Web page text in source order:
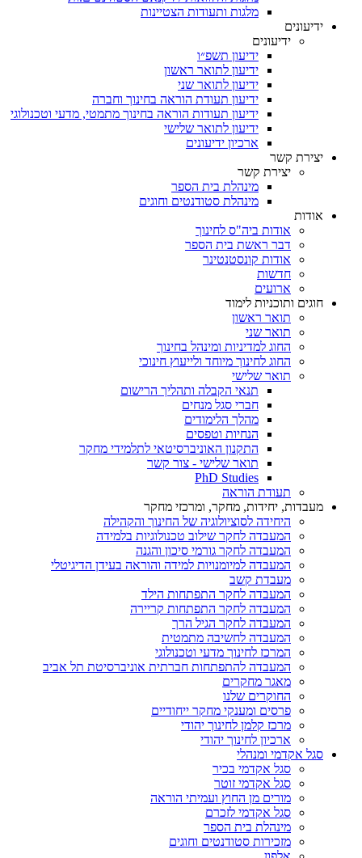
מלגות ותעודות הצטיינות
ידיעונים
ידיעונים
ידיעון תשפ״ו
ידיעון לתואר ראשון
ידיעון לתואר שני
ידיעון תעודת הוראה בחינוך וחברה
ידיעון תעודות הוראה בחינוך מתמטי, מדעי וטכנולוגי
ידיעון לתואר שלישי
ארכיון ידיעונים
יצירת קשר
יצירת קשר
מינהלת בית הספר
מינהלת סטודנטים וחוגים
אודות
אודות ביה"ס לחינוך
דבר ראשת בית הספר
אודות קונסטנטינר
חדשות
ארועים
חוגים ותוכניות לימוד
תואר ראשון
תואר שני
החוג למדיניות ומינהל בחינוך
החוג לחינוך מיוחד ולייעוץ חינוכי
תואר שלישי
תנאי הקבלה ותהליך הרישום
חברי סגל מנחים
מהלך הלימודים
הנחיות וטפסים
התקנון האוניברסיטאי לתלמידי מחקר
תואר שלישי - צור קשר
PhD Studies
תעודת הוראה
מעבדות, יחידות, מחקר, ומרכזי מחקר
היחידה לסוציולוגיה של החינוך והקהילה
המעבדה לחקר שילוב טכנולוגיות בלמידה
המעבדה לחקר גורמי סיכון והגנה
המעבדה למיומנויות למידה והוראה בעידן הדיגיטלי
מעבדת קשב
המעבדה לחקר התפתחות הילד
המעבדה לחקר התפתחות קריירה
המעבדה לחקר הגיל הרך
המעבדה לחשיבה מתמטית
המרכז לחינוך מדעי וטכנולוגי
המעבדה להתפתחות חברתית אוניברסיטת תל אביב
מאגר מחקרים
החוקרים שלנו
פרסים ומענקי מחקר ייחודיים
מרכז קלמן לחינוך יהודי
ארכיון לחינוך יהודי
סגל אקדמי ומנהלי
סגל אקדמי בכיר
סגל אקדמי זוטר
מורים מן החוץ ועמיתי הוראה
סגל אקדמי לזכרם
מינהלת בית הספר
מזכירות סטודנטים וחוגים